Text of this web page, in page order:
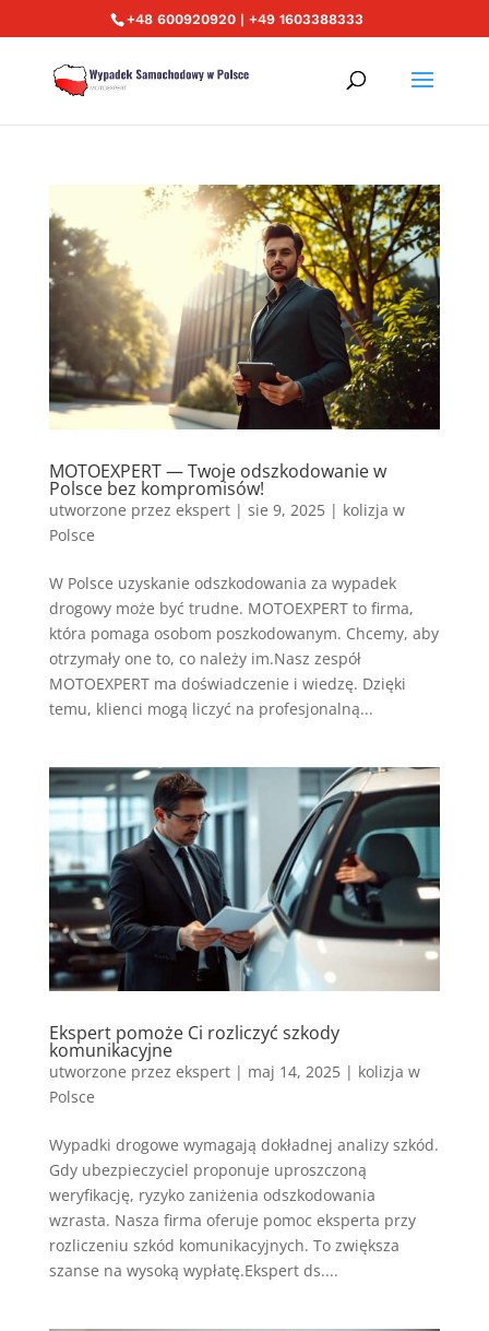
+48 600920920 | +49 1603388333
MOTOEXPERT — Twoje odszkodowanie w
Polsce bez kompromisów!
utworzone przez ekspert| sie 9, 2025| kolizja w
Polsce
W Polsce uzyskanie odszkodowania za wypadek
drogowy może być trudne. MOTOEXPERT to firma,
która pomaga osobom poszkodowanym. Chcemy, aby
otrzymały one to, co należy im.Nasz zespół
MOTOEXPERT ma doświadczenie i wiedzę. Dzięki
temu, klienci mogą liczyć na profesjonalną...
Ekspert pomoże Ci rozliczyć szkody
komunikacyjne
utworzone przez ekspert| maj 14, 2025| kolizja w
Polsce
Wypadki drogowe wymagają dokładnej analizy szkód.
Gdy ubezpieczyciel proponuje uproszczoną
weryfikację, ryzyko zaniżenia odszkodowania
wzrasta. Nasza firma oferuje pomoc eksperta przy
rozliczeniu szkód komunikacyjnych. To zwiększa
szanse na wysoką wypłatę.Ekspert ds....